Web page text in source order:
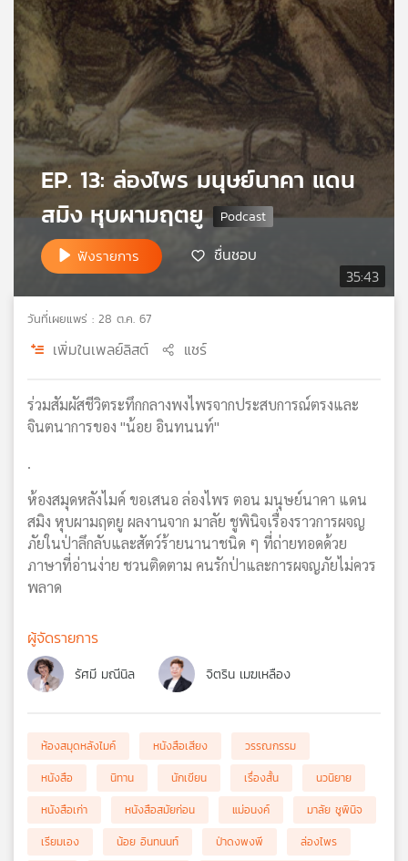
เกี่ยว
กับ
เรา
เครือ
ข่าย
วิทยุ
ไทย
แผนที่
เครือ
35:43
EP. 13: ล่องไพร มนุษย์นาคา แดน
สมิง หุบผามฤตยู
ฟังรายการ ชื่นชอบ
วันที่เผยแพร่ : 28 ต.ค. 67
เพิ่มในเพลย์ลิสต์ แชร์
ร่วมสัมผัสชีวิตระทึกกลางพงไพรจากประสบการณ์ตรงและ
จินตนาการของ "น้อย อินทนนท์"
.
ห้องสมุดหลังไมค์ ขอเสนอ ล่องไพร ตอน มนุษย์นาคา แดน
สมิง หุบผามฤตยู ผลงานจาก มาลัย ชูพินิจเรื่องราวการผจญ
ภัยในป่าลึกลับและสัตว์ร้ายนานาชนิด ๆ ที่ถ่ายทอดด้วย
ภาษาที่อ่านง่าย ชวนติดตาม คนรักป่าและการผจญภัยไม่ควร
พลาด
ผู้จัดรายการ
รัศมี มณีนิล จิตริน เมฆเหลือง
ห้องสมุดหลังไมค์ หนังสือเสียง
วรรณกรรม
หนังสือ
นิทาน นักเขียน เรื่องสั้น
นวนิยาย
หนังสือเก่า
หนังสือสมัยก่อน แม่อนงค์
มาลัย ชูพินิจ
เรียมเอง
น้อย อินทนนท์ ป่าดงพงพี
ล่องไพร